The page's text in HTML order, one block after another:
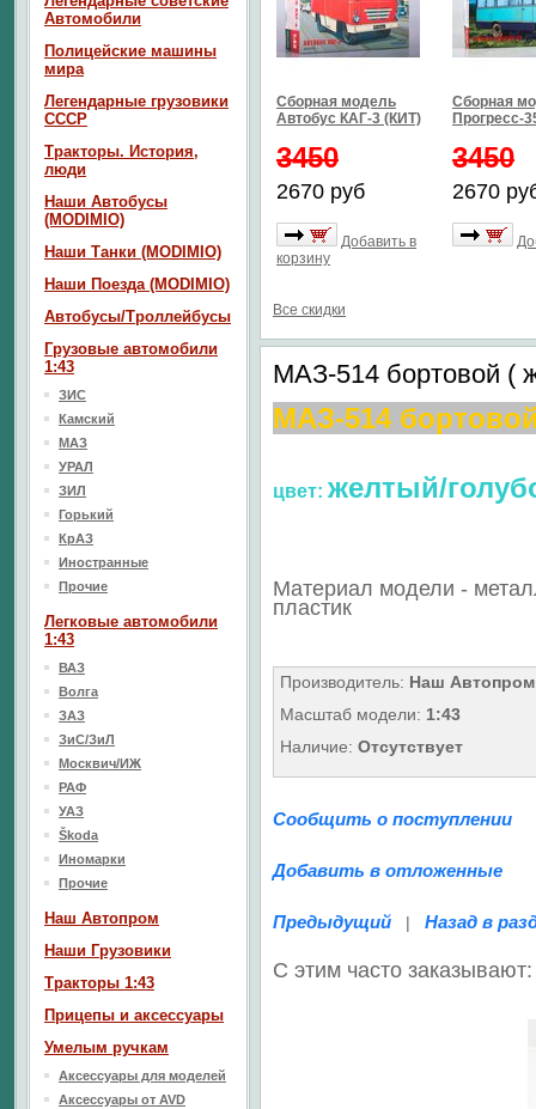
Сборная модель
Автобус КАГ-3 (КИТ)
3450
2670 руб
Добавить в
корзину
Сборная
Прогресс-
3450
2670
Все скидки
МАЗ-514 бортовой (
МАЗ-514
цвет: желтый/
Материал модели -
пластик
Производитель: Наш Автопром
Масштаб модели: 1:43
Наличие: Отсутствует
Сообщить о поступлении
Добавить в отложенные
Предыдущий | Назад в
С этим часто заказывают:
Автомобили
Полицейские машины
мира
Легендарные грузовики
СССР
Тракторы. История,
люди
Наши Автобусы
(MODIMIO)
Наши Танки (MODIMIO)
Наши Поезда (MODIMIO)
Автобусы/Троллейбусы
Грузовые автомобили
1:43
ЗИС
Камский
МАЗ
УРАЛ
ЗИЛ
Горький
КрАЗ
Иностранные
Прочие
Легковые автомобили
1:43
ВАЗ
Волга
ЗАЗ
ЗиС/ЗиЛ
Москвич/ИЖ
РАФ
УАЗ
Škoda
Иномарки
Прочие
Наш Aвтопром
Наши Грузовики
Тракторы 1:43
Прицепы и аксессуары
Умелым ручкам
Аксессуары для моделей
Аксессуары от AVD